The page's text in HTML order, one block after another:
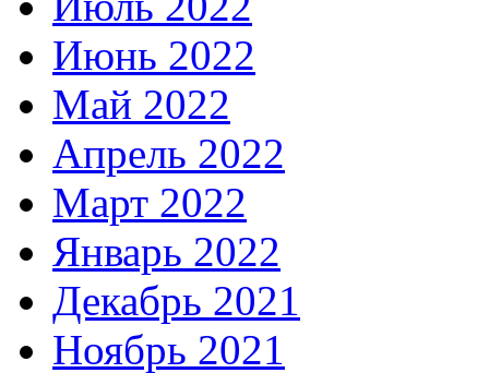
Июнь 2022
Май 2022
Апрель 2022
Март 2022
Январь 2022
Декабрь 2021
Ноябрь 2021